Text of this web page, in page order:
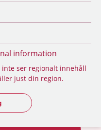
information
ser regionalt innehåll
just din region.